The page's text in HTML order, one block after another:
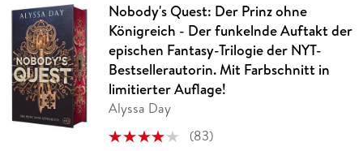
Nobody's Quest: Der Prinz ohne
Königreich - Der funkelnde Auftakt der
epischen Fantasy-Trilogie der NYT-
Bestsellerautorin. Mit Farbschnitt in
limitierter Auflage!
Alyssa Day
(83)